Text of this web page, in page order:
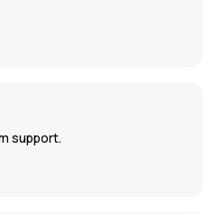
support.